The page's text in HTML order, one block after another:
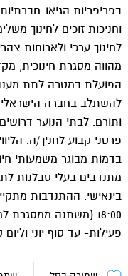
וחניכות זוכים לחינוך
לחינוך ערכי ולארוחות
מהווה מסגרת חינוכית,
הפועלת במטרה לתת מענה
להשתלב בחברה
ותורם. לבתי הנוער
פרטני קבוע לחניך/ה.
בדמות מבוגר משמעותי
מתנדבים בעלי סבלנות
18:00 (משתנה
פעילות- עד סוף יוני